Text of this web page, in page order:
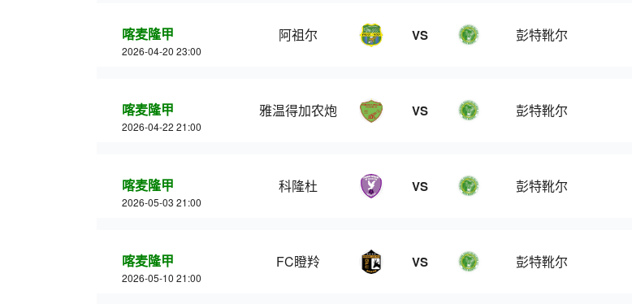
喀麦隆甲
2026-04-20 23:00
阿祖尔 VS 彭特靴尔
喀麦隆甲
2026-04-22 21:00
雅温得加农炮 VS 彭特靴尔
喀麦隆甲
2026-05-03 21:00
科隆杜 VS 彭特靴尔
喀麦隆甲
2026-05-10 21:00
FC瞪羚 VS 彭特靴尔